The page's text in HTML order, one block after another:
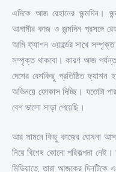
এদিকে আজ রেহানের জন্মদিন।
আগামীর কাজ ও জন্মদিন প্রসঙ্গে
আমি ফ্যাশন ওয়ার্ল্ডের সাথে
সম্পৃক্ত থাকবো। কারণ আজ পর্যন্ত
দেশের বেশকিছু প্রতিষ্ঠিত
অভিনয়ে ফোকাস দিচ্ছি। যতোটা
বেশ ভালো সাড়া পেয়েছি।
আর সামনে কিছু কাজের ঘোষনা
নিয়ে বিশেষ কোনো পরিকল্পনা
মিডিয়াতে, তারা আজকের